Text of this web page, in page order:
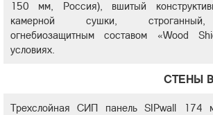
150 мм, Россия), вшитый
камерной сушки, строганный,
огнебиозащитным составом «Wood
условиях.
СТЕНЫ
Трехслойная СИП панель SIPwall 174